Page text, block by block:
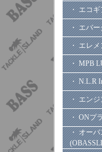
・ エコギ
・ エバ
・ エレ
・ MPB
・ N.L.R
・ エン
・ ONプ
・ オー